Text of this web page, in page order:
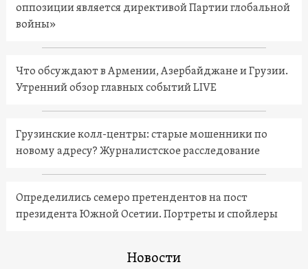
оппозиции является директивой Партии глобальной
войны»
Что обсуждают в Армении, Азербайджане и Грузии.
Утренний обзор главных событий LIVE
Грузинские колл-центры: старые мошенники по
новому адресу? Журналистское расследование
Определились семеро претендентов на пост
президента Южной Осетии. Портреты и спойлеры
Новости